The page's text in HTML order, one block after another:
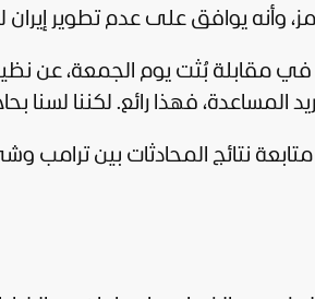
وأنه يوافق على عدم تطوير
في مقابلة بُثت يوم الجمعة، عن
المساعدة، فهذا رائع. لكننا لسنا
نتائج المحادثات بين